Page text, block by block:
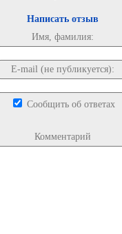
Написать отзыв
Имя, фамилия:
E-mail (не публикуется):
Сообщить об ответах
Комментарий